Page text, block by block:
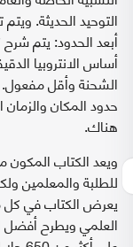
التوحيد الحديثة.
أبعد الحدود: يتم شرح
أساس الانتروبيا
الشحنة وأقل
حدود المكان
هناك.
للطلبة والمعلمين
يعرض الكتاب في كل
العلمي ويطرح أفضل